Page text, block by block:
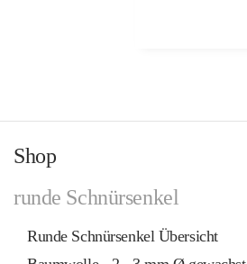
Shop
runde Schnürsenkel
Runde Schnürsenkel Übersicht